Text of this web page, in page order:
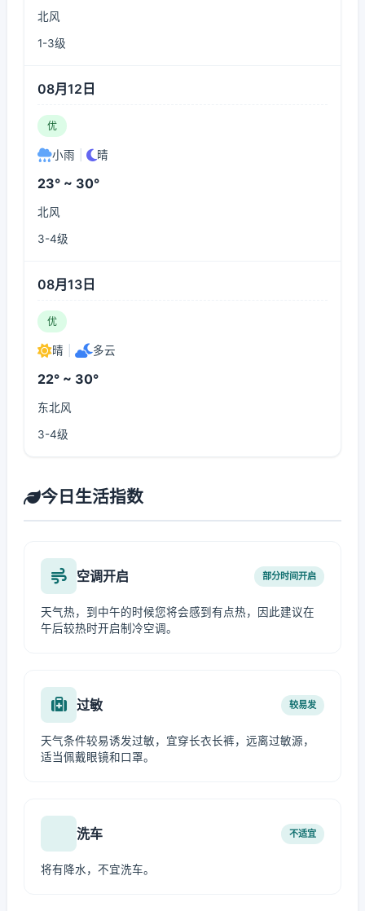
北风
1-3级
08月12日
优
小雨 晴
23° ~ 30°
北风
3-4级
08月13日
优
晴 多云
22° ~ 30°
东北风
3-4级
今日生活指数
空调开启 部分时间开启
天气热，到中午的时候您将会感到有点热，因此建议在
午后较热时开启制冷空调。
过敏 较易发
天气条件较易诱发过敏，宜穿长衣长裤，远离过敏源，
适当佩戴眼镜和口罩。
洗车 不适宜
将有降水，不宜洗车。